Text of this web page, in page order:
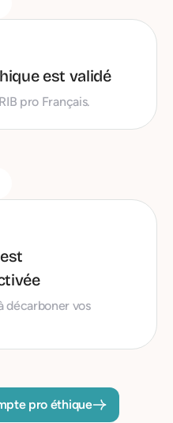
est validé
pro Français.
décarboner vos
pro éthique